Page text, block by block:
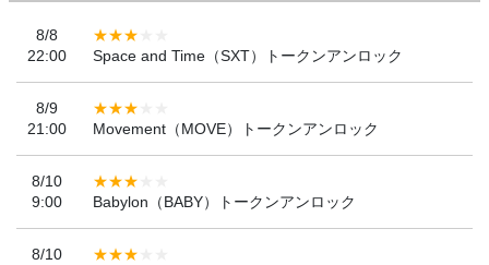
8/8
22:00
Space and Time（SXT）トークンアンロック
8/9
21:00
Movement（MOVE）トークンアンロック
8/10
9:00
Babylon（BABY）トークンアンロック
8/10